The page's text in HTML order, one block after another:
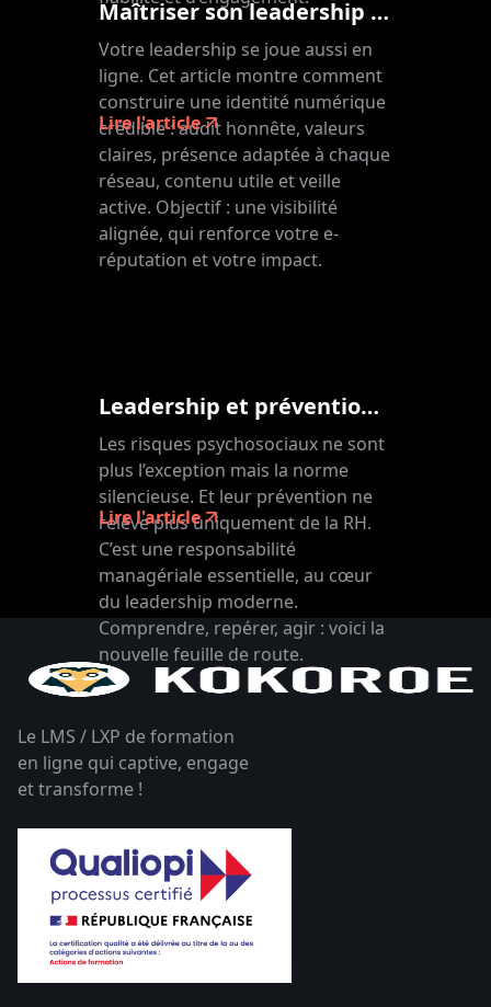
Maîtriser son leadership digital : réseaux sociaux, image et influence
Votre leadership se joue aussi en
ligne. Cet article montre comment
construire une identité numérique
crédible : audit honnête, valeurs
claires, présence adaptée à chaque
réseau, contenu utile et veille
active. Objectif : une visibilité
alignée, qui renforce votre e-
réputation et votre impact.
Lire l'article
Leadership et prévention des RPS : une responsabilité clé
Les risques psychosociaux ne sont
plus l’exception mais la norme
silencieuse. Et leur prévention ne
relève plus uniquement de la RH.
C’est une responsabilité
managériale essentielle, au cœur
du leadership moderne.
Comprendre, repérer, agir : voici la
nouvelle feuille de route.
Lire l'article
Le LMS / LXP de formation
en ligne qui captive, engage
et transforme !